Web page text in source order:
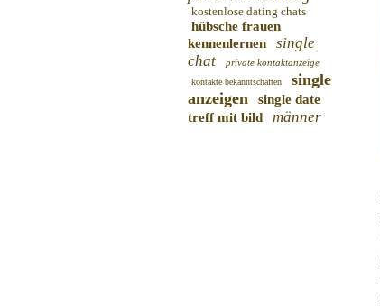
kostenlose dating chats
hübsche frauen
kennenlernen
single
chat
private kontaktanzeige
kontakte bekanntschaften
single
anzeigen
single date
treff mit bild
männer